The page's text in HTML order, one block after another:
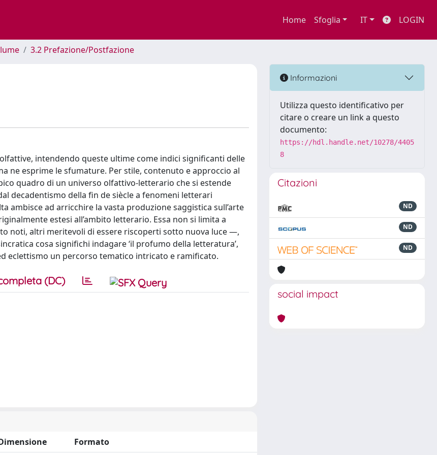
Home Sfoglia IT LOGIN
3.2 Prefazione/Postfazione
intendendo queste ultime come indici significanti delle
ne esprime le sfumature. Per stile, contenuto e approccio al
quadro di un universo olfattivo-letterario che si estende
decadentismo della fin de siècle a fenomeni letterari
ambisce ad arricchire la vasta produzione saggistica sull’arte
estesi all’ambito letterario. Essa non si limita a
noti, altri meritevoli di essere riscoperti sotto nuova luce —,
cosa significhi indagare ‘il profumo della letteratura’,
eclettismo un percorso tematico intricato e ramificato.
(DC)
Formato
Informazioni
Utilizza questo identificativo per
citare o creare un link a questo
documento:
https://hdl.handle.net/10278/4405
8
Citazioni
ND
ND
ND
social impact